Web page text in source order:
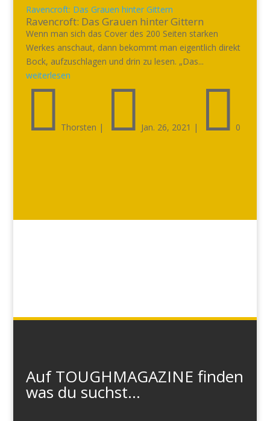
Ravencroft: Das Grauen hinter Gittern
Ravencroft: Das Grauen hinter Gittern
Wenn man sich das Cover des 200 Seiten starken
Werkes anschaut, dann bekommt man eigentlich direkt
Bock, aufzuschlagen und drin zu lesen. „Das...
weiterlesen
 Thorsten |  Jan. 26, 2021 |  0
Auf TOUGHMAGAZINE finden
was du suchst...